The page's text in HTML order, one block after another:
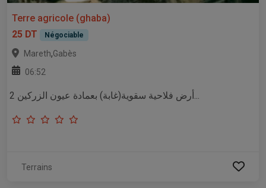
Terre agricole (ghaba)
25 DT
Négociable
Mareth,Gabès
06:52
أرض فلاحية سقوية(غابة) بعمادة عيون الزركين 2...
Terrains